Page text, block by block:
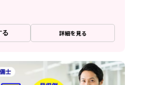
る 詳細を見る